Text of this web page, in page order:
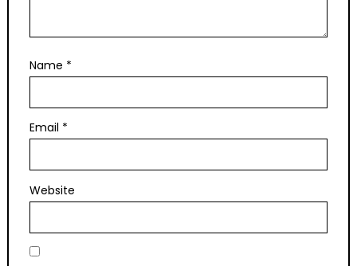
Name *
Email *
Website